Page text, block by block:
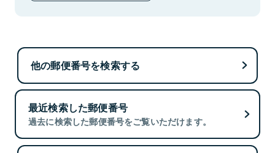
他の郵便番号を検索する
最近検索した郵便番号
過去に検索した郵便番号をご覧いただけます。